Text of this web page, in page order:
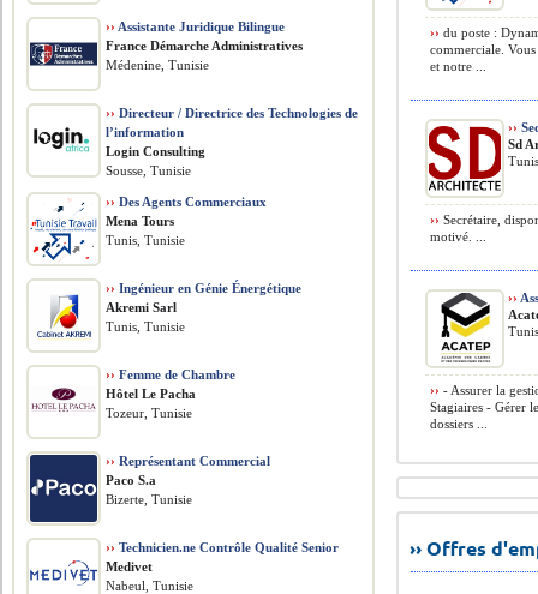
›› du poste :
commerciale.
et notre ...
››
Sd
›› Secrétaire,
motivé. ...
››
›› - Assurer la
Stagiaires - Gérer
dossiers ...
›› Offres
›› Assistante Juridique Bilingue
France Démarche Administratives
Médenine, Tunisie
›› Directeur / Directrice des Technologies de
l’information
Login Consulting
Sousse, Tunisie
›› Des Agents Commerciaux
Mena Tours
Tunis, Tunisie
›› Ingénieur en Génie Énergétique
Akremi Sarl
Tunis, Tunisie
›› Femme de Chambre
Hôtel Le Pacha
Tozeur, Tunisie
›› Représentant Commercial
Paco S.a
Bizerte, Tunisie
›› Technicien.ne Contrôle Qualité Senior
Medivet
Nabeul, Tunisie